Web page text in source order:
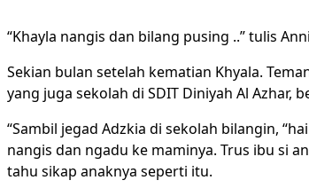
“Khayla nangis dan bilang pusing ..” tulis
Sekian bulan setelah kematian Khyala.
yang juga sekolah di SDIT Diniyah Al Azhar,
“Sambil jegad Adzkia di sekolah bilangin,
nangis dan ngadu ke maminya. Trus ibu si
tahu sikap anaknya seperti itu.